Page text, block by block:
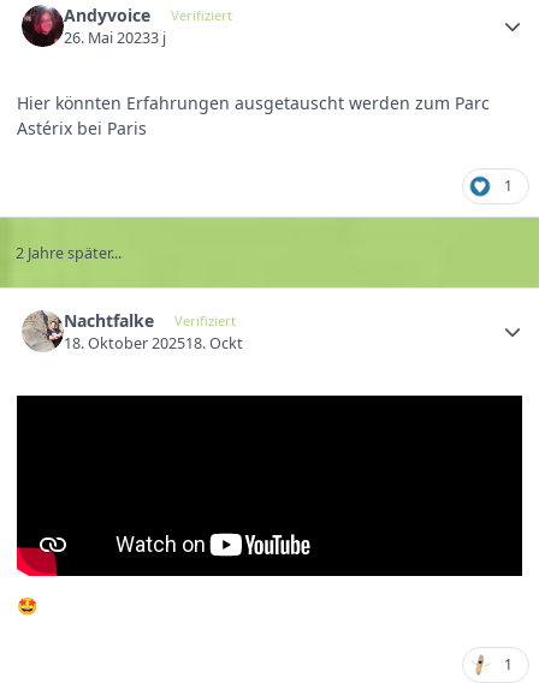
Andyvoice Verifiziert
26. Mai 20233 j
Hier könnten Erfahrungen ausgetauscht werden zum Parc
Astérix bei Paris
1
2 Jahre später...
Nachtfalke Verifiziert
18. Oktober 202518. Ockt
🤩
1